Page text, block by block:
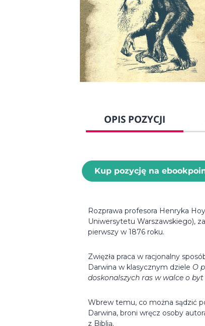
OPIS POZYCJI
Kup pozycję na
Rozprawa profesora Henryka
Uniwersytetu Warszawskiego),
pierwszy w 1876 roku.
Zwięzła praca w racjonalny
Darwina w klasycznym dziele O
doskonalszych ras w walce o byt
Wbrew temu, co można sądzić
Darwina, broni wręcz osoby
z Biblią.